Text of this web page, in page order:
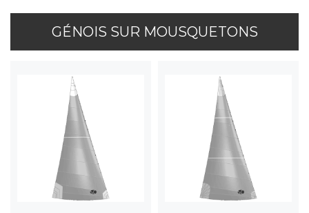
GÉNOIS SUR MOUSQUETONS